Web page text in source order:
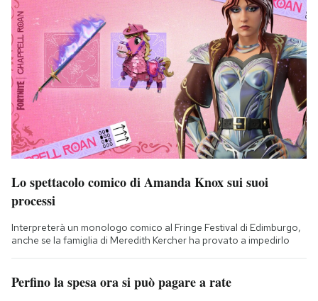
Lo spettacolo comico di Amanda Knox sui suoi
processi
Interpreterà un monologo comico al Fringe Festival di Edimburgo,
anche se la famiglia di Meredith Kercher ha provato a impedirlo
Perfino la spesa ora si può pagare a rate